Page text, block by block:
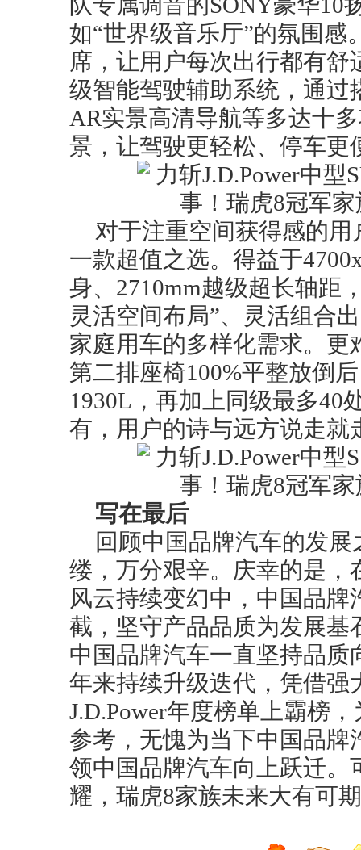
如“世界级音乐厅”的氛围感
席，让用户每次出行都有
级智能驾驶辅助系统，通
AR实景高清导航等多达十
景，让驾驶更轻松、停车更
对于注重空间获得感的
一款超值之选。得益于
身、2710mm越级超长轴距
灵活空间布局”、灵活组合
家庭用车的多样化需求。
第二排座椅100%平整放倒
1930L，再加上同级最多40
有，用户的诗与远方说走就
写在最后
回顾中国品牌汽车的发
缕，万分艰辛。庆幸的是
风云持续变幻中，中国品
截，坚守产品品质为发展
中国品牌汽车一直坚持品
年来持续升级迭代，凭借
J.D.Power年度榜单上霸榜
参考，无愧为当下中国品牌
领中国品牌汽车向上跃迁。
耀，瑞虎8家族未来大有可